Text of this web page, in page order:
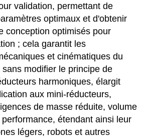
validation, permettant de
optimaux et d'obtenir
conception optimisés pour
; cela garantit les
et cinématiques du
modifier le principe de
harmoniques, élargit
aux mini-réducteurs,
de masse réduite, volume
étendant ainsi leur
légers, robots et autres